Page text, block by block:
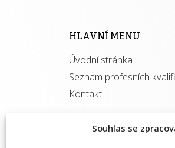
Souhlas se
HLAVNÍ MENU
Úvodní stránka
Seznam profesních
Kontakt